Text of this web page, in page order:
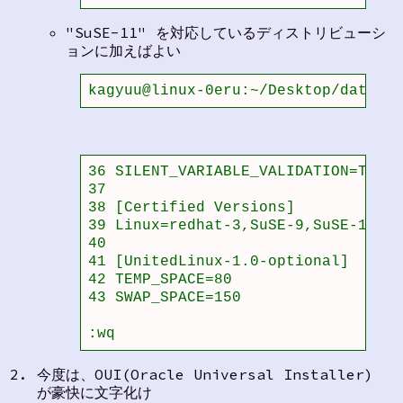
"SuSE-11" を対応しているディストリビューシ
ョンに加えばよい
kagyuu@linux-0eru:~/Desktop/
36 SILENT_VARIABLE_VALIDATION=TRUE
37
38 [Certified Versions]
39 Linux=redhat-3,SuSE-9,SuSE-
40
41 [UnitedLinux-1.0-optional]
42 TEMP_SPACE=80
43 SWAP_SPACE=150
:wq
今度は、OUI(Oracle Universal Installer)
が豪快に文字化け